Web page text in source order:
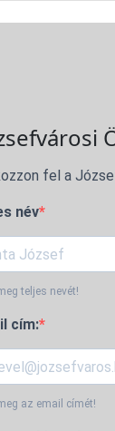
fel a
név
teljes nevét!
cím:
az email címét!